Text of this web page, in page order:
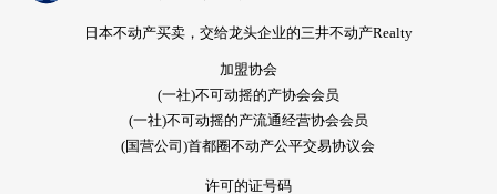
日本不动产买卖，交给龙头企业的三井不动产Realty
加盟协会
(一社)不可动摇的产协会会员
(一社)不可动摇的产流通经营协会会员
(国营公司)首都圈不动产公平交易协议会
许可的证号码